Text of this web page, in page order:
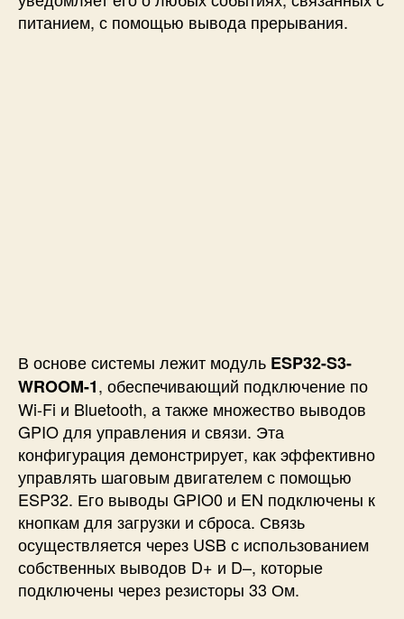
питанием, с помощью вывода прерывания.
В основе системы лежит модуль ESP32-S3-
WROOM-1, обеспечивающий подключение по
Wi-Fi и Bluetooth, а также множество выводов
GPIO для управления и связи. Эта
конфигурация демонстрирует, как эффективно
управлять шаговым двигателем с помощью
ESP32. Его выводы GPIO0 и EN подключены к
кнопкам для загрузки и сброса. Связь
осуществляется через USB с использованием
собственных выводов D+ и D–, которые
подключены через резисторы 33 Ом.